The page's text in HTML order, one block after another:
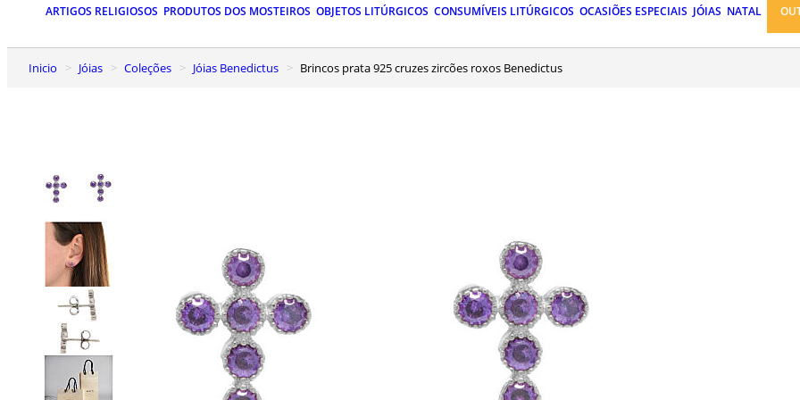
ARTIGOS RELIGIOSOS PRODUTOS DOS MOSTEIROS OBJETOS LITÚRGICOS CONSUMÍVEIS LITÚRGICOS OCASIÕES ESPECIAIS JÓIAS NATAL
Inicio Jóias Coleções Jóias Benedictus Brincos prata 925 cruzes zircões roxos Benedictus